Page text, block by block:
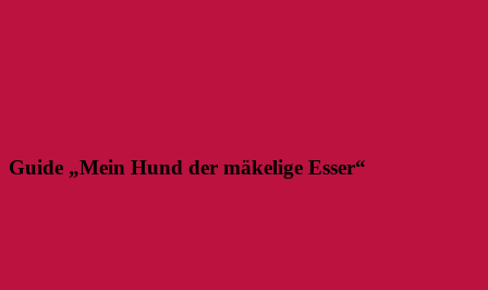
Guide „Mein Hund der mäkelige Esser“